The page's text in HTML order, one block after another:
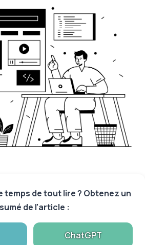
temps de tout lire ? Obtenez un
de l'article :
ChatGPT